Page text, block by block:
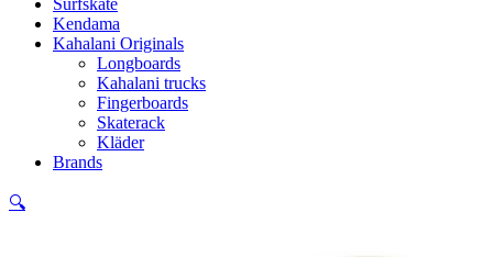
Kendama
Kahalani Originals
Longboards
Kahalani trucks
Fingerboards
Skaterack
Kläder
Brands
🔍